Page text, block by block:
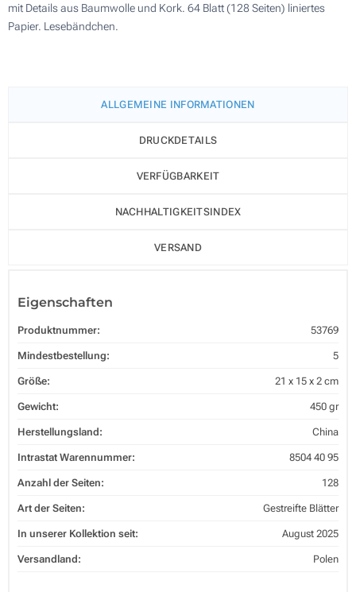
mit Details aus Baumwolle und Kork. 64 Blatt (128 Seiten) liniertes
Papier. Lesebändchen.
ALLGEMEINE INFORMATIONEN
DRUCKDETAILS
VERFÜGBARKEIT
NACHHALTIGKEITSINDEX
VERSAND
Eigenschaften
Produktnummer: 53769
Mindestbestellung: 5
Größe: 21 x 15 x 2 cm
Gewicht: 450 gr
Herstellungsland: China
Intrastat Warennummer: 8504 40 95
Anzahl der Seiten: 128
Art der Seiten: Gestreifte Blätter
In unserer Kollektion seit: August 2025
Versandland: Polen